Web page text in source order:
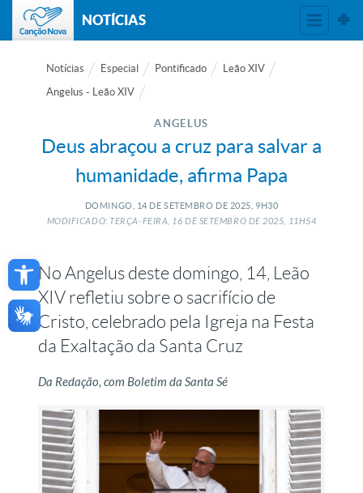
Open toolbar
NOTÍCIAS
Notícias Especial Pontificado
Leão XIV
Angelus - Leão XIV
ANGELUS
Deus abraçou a cruz para salvar a
humanidade, afirma Papa
DOMINGO, 14 DE SETEMBRO DE 2025, 9H30
MODIFICADO: TERÇA-FEIRA, 16 DE SETEMBRO DE2025, 11H54
No Angelus deste domingo, 14, Leão
XIV refletiu sobre o sacrifício de
Cristo, celebrado pela Igreja na Festa
da Exaltação da Santa Cruz
Da Redação, com Boletim da Santa Sé